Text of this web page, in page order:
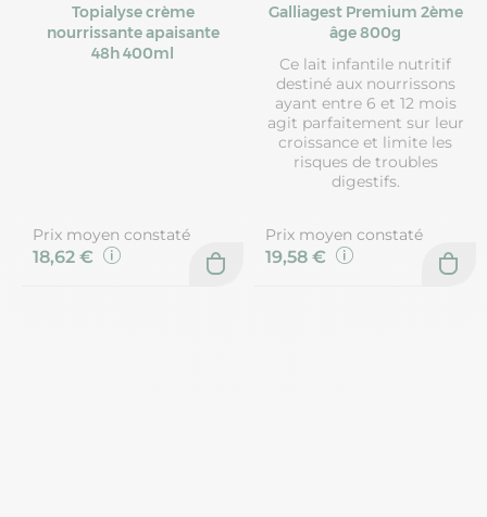
Topialyse crème
nourrissante apaisante
48h 400ml
Prix moyen constaté
18,62 €
Galliagest Premium 2ème
âge 800g
Ce lait infantile nutritif
destiné aux nourrissons
ayant entre 6 et 12 mois
agit parfaitement sur leur
croissance et limite les
risques de troubles
digestifs.
Prix moyen constaté
19,58 €